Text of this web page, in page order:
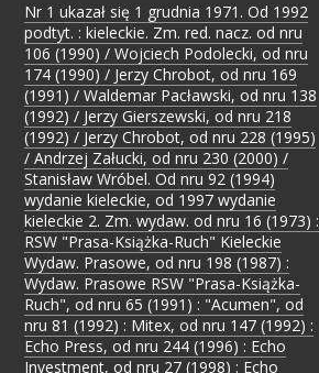
Nr 1 ukazał się 1 grudnia 1971. Od 1992
podtyt. : kieleckie. Zm. red. nacz. od nru
106 (1990) / Wojciech Podolecki, od nru
174 (1990) / Jerzy Chrobot, od nru 169
(1991) / Waldemar Pacławski, od nru 138
(1992) / Jerzy Gierszewski, od nru 218
(1992) / Jerzy Chrobot, od nru 228 (1995)
/ Andrzej Załucki, od nru 230 (2000) /
Stanisław Wróbel. Od nru 92 (1994)
wydanie kieleckie, od 1997 wydanie
kieleckie 2. Zm. wydaw. od nru 16 (1973) :
RSW "Prasa-Książka-Ruch" Kieleckie
Wydaw. Prasowe, od nru 198 (1987) :
Wydaw. Prasowe RSW "Prasa-Książka-
Ruch", od nru 65 (1991) : "Acumen", od
nru 81 (1992) : Mitex, od nru 147 (1992) :
Echo Press, od nru 244 (1996) : Echo
Investment, od nru 27 (1998) : Echo